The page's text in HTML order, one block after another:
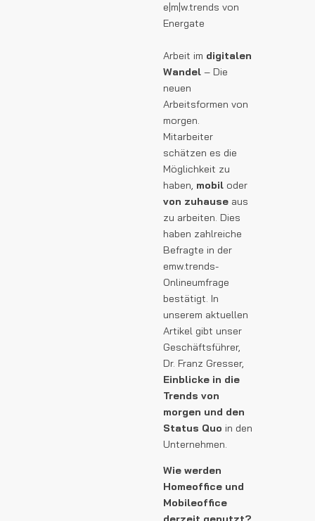
e|m|w.trends von
Energate
Arbeit im digitalen
Wandel – Die
neuen
Arbeitsformen von
morgen.
Mitarbeiter
schätzen es die
Möglichkeit zu
haben, mobil oder
von zuhause aus
zu arbeiten. Dies
haben zahlreiche
Befragte in der
emw.trends-
Onlineumfrage
bestätigt. In
unserem aktuellen
Artikel gibt unser
Geschäftsführer,
Dr. Franz Gresser,
Einblicke in die
Trends von
morgen und den
Status Quo in den
Unternehmen.
Wie werden
Homeoffice und
Mobileoffice